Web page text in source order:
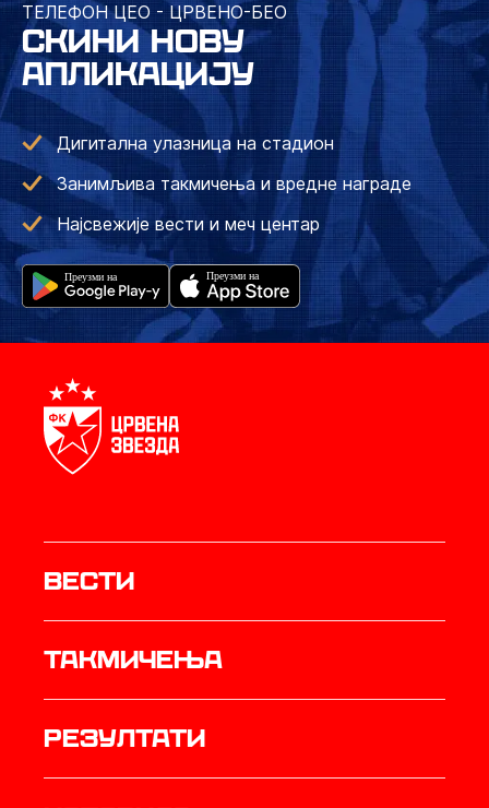
ТЕЛЕФОН ЦЕО - ЦРВЕНО-БЕО
СКИНИ НОВУ
АПЛИКАЦИЈУ
Дигитална улазница на стадион
Занимљива такмичења и вредне награде
Најсвежије вести и меч центар
Вести
Такмичења
резултати